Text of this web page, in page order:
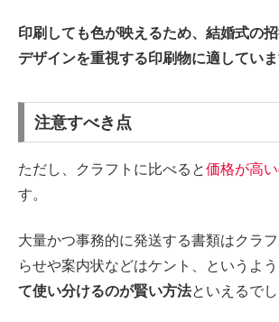
印刷しても色が映えるため、結婚式の
デザインを重視する印刷物に適していま
注意すべき点
ただし、クラフトに比べると価格が高
す。
大量かつ事務的に発送する書類はクラ
らせや案内状などはケント、というよ
て使い分けるのが賢い方法といえるでし